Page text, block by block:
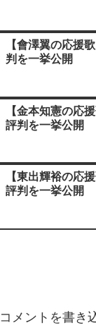
【會澤翼の応援
判を一挙公開
【金本知憲の応
評判を一挙公開
【東出輝裕の応
評判を一挙公開
コメントを書き